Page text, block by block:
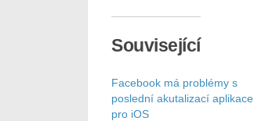
Související
Facebook má problémy s
poslední akutalizací aplikace
pro iOS